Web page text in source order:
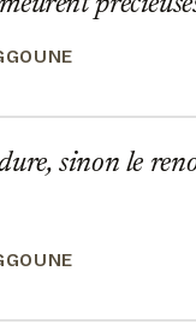
sinon le